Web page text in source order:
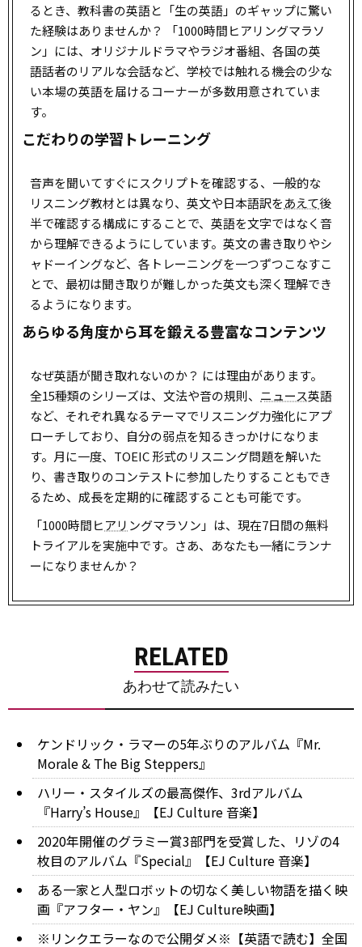
るとき、教科書の英語と「生の英語」のギャップに驚い
た経験はありませんか？ 「1000時間ヒアリングマラソ
ン」には、オリジナルドラマやラジオ番組、各国の英
語話者のリアルな会話など、学校では触れる機会の少な
い本場の英語を届けるコーナーが多数用意されていま
す。
こだわりの学習トレーニング
音声を聞いてすぐにスクリプトを確認する、一般的な
リスニング教材とは異なり、英文や日本語訳をあえて後
半で確認する構成にすることで、英語を文字ではなく音
から理解できるようにしています。英文の書き取りやシ
ャドーイングなど、各トレーニングを一つずつこなすこ
とで、最初は聞き取りが難しかった英文も深く理解でき
るようになります。
あらゆる角度から耳を鍛える豊富なコンテンツ
なぜ英語が聞き取れないのか？ には理由があります。
全15種類のシリーズは、文法や音の規則、 ニュース英語
など、それぞれ異なるテーマでリスニング力強化にアプ
ローチしており、自分の弱点を知るきっかけになりま
す。月に一度、TOEIC 形式のリスニング問題を解いた
り、書き取りのコンテストに参加したりすることもでき
るため、成長を定期的に確認することも可能です。
「1000時間ヒアリ ングマラソン」は、現在7日間の無料
トライアルを実施中です。さあ、あなたも一緒にランナ
ーになりませんか？
RELATED
あわせて読みたい
ケンドリック・ラマーの5年ぶりのアルバム『Mr.
Morale & The Big Steppers』
ハリー・スタイルズの最高傑作、3rdアルバム
『Harry’s House』【EJ Culture 音楽】
2020年開催のグラミー賞3部門を受賞した、リゾの4
枚目のアルバム『Special』【EJ Culture 音楽】
ある一家と人型ロボットの切なく美しい物語を描く映
画『アフター・ヤン』【EJ Culture映画】
※リンクエラーなので公開ダメ※【英語で読む】全国